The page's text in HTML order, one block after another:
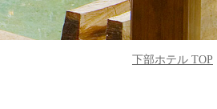
下部ホテル TOP